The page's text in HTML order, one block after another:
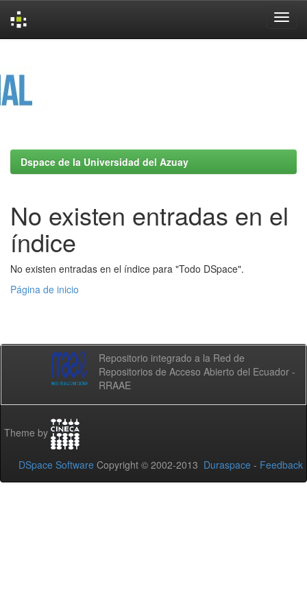
Dspace de la Universidad del Azuay
No existen entradas en el
índice
No existen entradas en el índice para "Todo DSpace".
Página de inicio
Repositorio integrado a la Red de
Repositorios de Acceso Abierto del Ecuador -
RRAAE
Theme by
DSpace Software Copyright © 2002-2013 Duraspace - Feedback